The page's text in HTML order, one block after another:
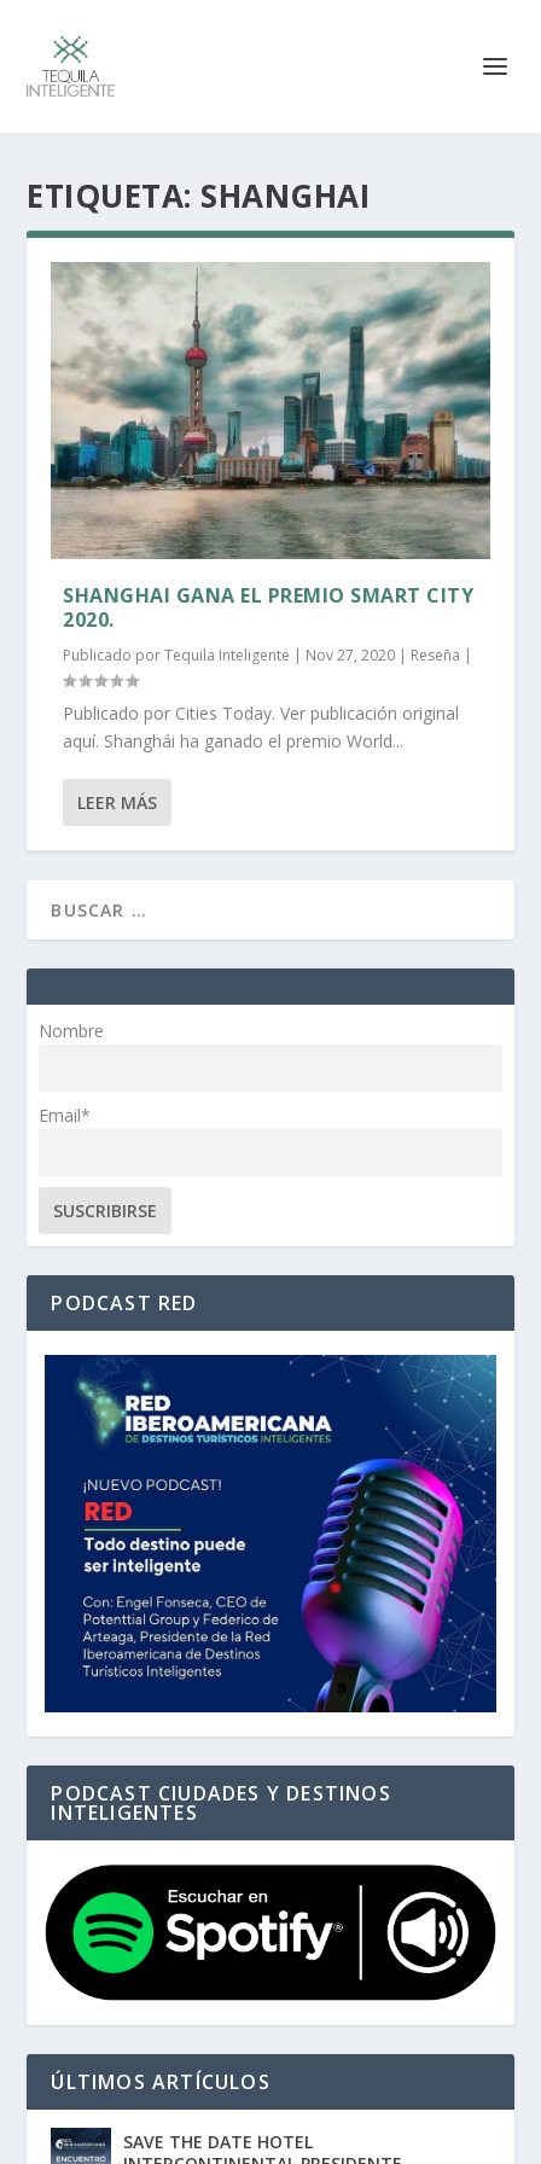
ETIQUETA: SHANGHAI
SHANGHAI GANA EL PREMIO SMART CITY
2020.
Publicado porTequila Inteligente | Nov 27, 2020 | Reseña |
Publicado por Cities Today. Ver publicación original
aquí. Shanghái ha ganado el premio World...
LEER MÁS
Nombre
Email*
PODCAST RED
PODCAST CIUDADES Y DESTINOS
INTELIGENTES
ÚLTIMOS ARTÍCULOS
SAVE THE DATE HOTEL